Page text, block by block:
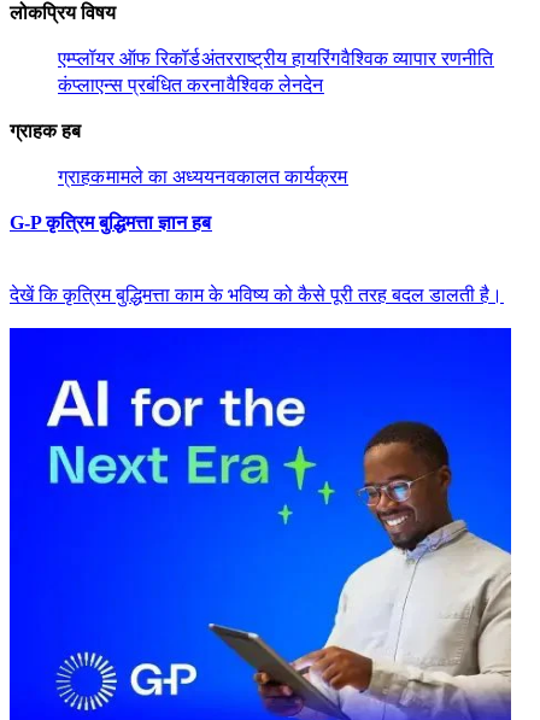
लोकप्रिय विषय​​
एम्प्लॉयर ऑफ रिकॉर्ड​​अंतरराष्ट्रीय हायरिंग​​वैश्विक व्यापार रणनीति​​
कंप्लाएन्स प्रबंधित करना​​वैश्विक लेनदेन​​
ग्राहक हब​​
ग्राहक​​मामले का अध्ययन​​वकालत कार्यक्रम​​
G-P कृत्रिम बुद्धिमत्ता ज्ञान हब​​
देखें कि कृत्रिम बुद्धिमत्ता काम के भविष्य को कैसे पूरी तरह बदल डालती है।​​